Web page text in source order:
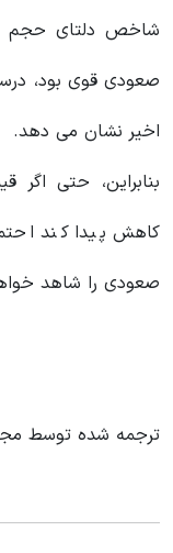
اخیر نشان می دهد.
کاهش پیدا کند
صعودی را شاهد
ترجمه شده توسط